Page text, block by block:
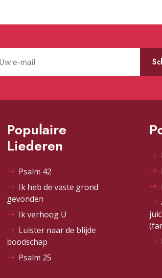
Populaire
Liederen
Psalm 42
Ik heb de vaste grond
gevonden
Ik verhoog U
Luister naar de blijde
boodschap
Psalm 25